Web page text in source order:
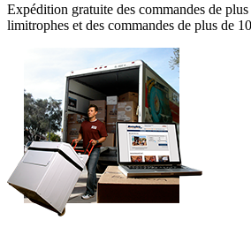
Expédition gratuite des commandes de
limitrophes et des commandes de plus de